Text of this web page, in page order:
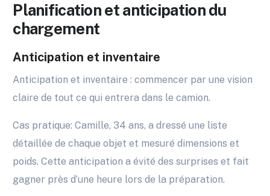
Planification et anticipation du
chargement
Anticipation et inventaire
Anticipation et inventaire : commencer par une vision
claire de tout ce qui entrera dans le camion.
Cas pratique: Camille, 34 ans, a dressé une liste
détaillée de chaque objet et mesuré dimensions et
poids. Cette anticipation a évité des surprises et fait
gagner près d’une heure lors de la préparation.